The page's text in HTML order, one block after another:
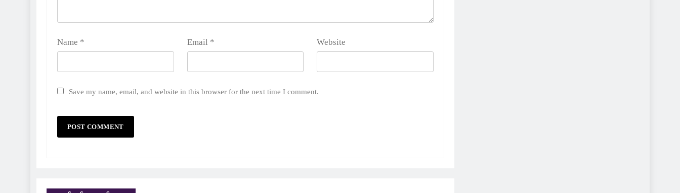
Name * Email * Website
Save my name, email, and website in this browser for the next time I comment.